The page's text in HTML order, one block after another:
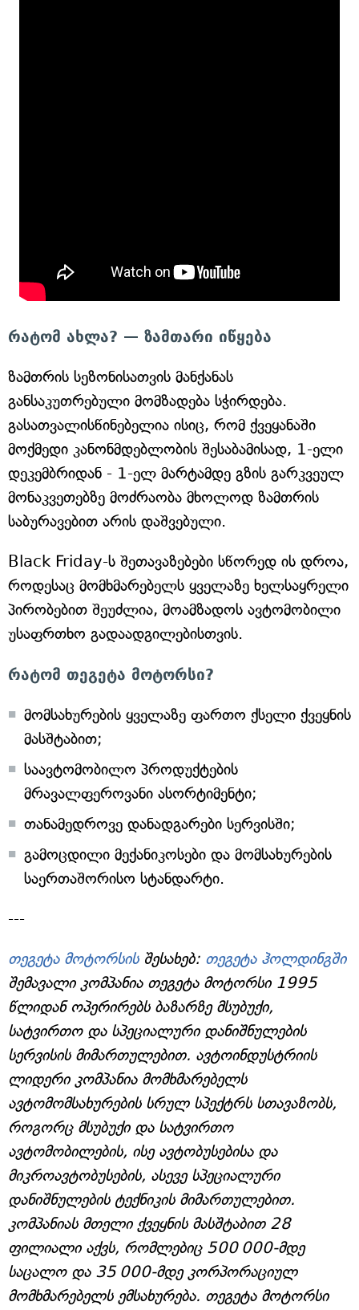
რატომ ახლა? — ზამთარი იწყება
ზამთრის სეზონისათვის მანქანას
განსაკუთრებული მომზადება სჭირდება.
გასათვალისწინებელია ისიც, რომ ქვეყანაში
მოქმედი კანონმდებლობის შესაბამისად, 1-ელი
დეკემბრიდან - 1-ელ მარტამდე გზის გარკვეულ
მონაკვეთებზე მოძრაობა მხოლოდ ზამთრის
საბურავებით არის დაშვებული.
Black Friday-ს შეთავაზებები სწორედ ის დროა,
როდესაც მომხმარებელს ყველაზე ხელსაყრელი
პირობებით შეუძლია, მოამზადოს ავტომობილი
უსაფრთხო გადაადგილებისთვის.
რატომ თეგეტა მოტორსი?
მომსახურების ყველაზე ფართო ქსელი ქვეყნის
მასშტაბით;
საავტომობილო პროდუქტების
მრავალფეროვანი ასორტიმენტი;
თანამედროვე დანადგარები სერვისში;
გამოცდილი მექანიკოსები და მომსახურების
საერთაშორისო სტანდარტი.
---
თეგეტა მოტორსის შესახებ: თეგეტა ჰოლდინგში
შემავალი კომპანია თეგეტა მოტორსი 1995
წლიდან ოპერირებს ბაზარზე მსუბუქი,
სატვირთო და სპეციალური დანიშნულების
სერვისის მიმართულებით. ავტოინდუსტრიის
ლიდერი კომპანია მომხმარებელს
ავტომომსახურების სრულ სპექტრს სთავაზობს,
როგორც მსუბუქი და სატვირთო
ავტომობილების, ისე ავტობუსებისა და
მიკროავტობუსების, ასევე სპეციალური
დანიშნულების ტექნიკის მიმართულებით.
კომპანიას მთელი ქვეყნის მასშტაბით 28
ფილიალი აქვს, რომლებიც 500 000-მდე
საცალო და 35 000-მდე კორპორაციულ
მომხმარებელს ემსახურება. თეგეტა მოტორსი